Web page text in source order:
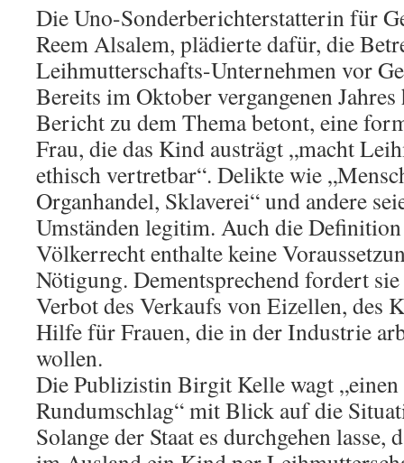
Die Uno-Sonderberichterstatterin für
Reem Alsalem, plädierte dafür, die
Leihmutterschafts-Unternehmen vor
Bereits im Oktober vergangenen
Bericht zu dem Thema betont, eine
Frau, die das Kind austrägt „macht
ethisch vertretbar“. Delikte wie
Organhandel, Sklaverei“ und andere
Umständen legitim. Auch die
Völkerrecht enthalte keine
Nötigung. Dementsprechend fordert
Verbot des Verkaufs von Eizellen, des
Hilfe für Frauen, die in der Industrie
wollen.
Die Publizistin Birgit Kelle wagt
Rundumschlag“ mit Blick auf die
Solange der Staat es durchgehen lasse,